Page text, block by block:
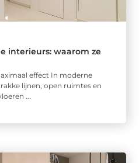
interieurs: waarom ze
effect In moderne
lijnen, open ruimtes en
...